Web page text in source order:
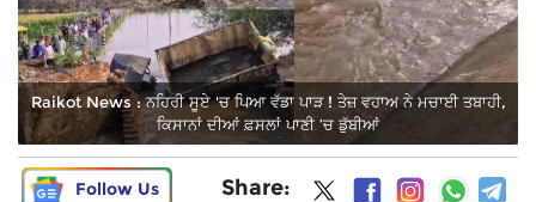
Raikot News : ਨਹਿਰੀ ਸੂਏ 'ਚ ਪਿਆ ਵੱਡਾ ਪਾੜ ! ਤੇਜ਼ ਵਹਾਅ ਨੇ ਮਚਾਈ ਤਬਾਹੀ,
ਕਿਸਾਨਾਂ ਦੀਆਂ ਫ਼ਸਲਾਂ ਪਾਣੀ ’ਚ ਡੁੱਬੀਆਂ
Follow Us Share: